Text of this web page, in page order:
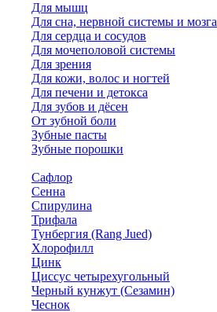
Для мышц
Для сна, нервной системы и мозга
Для сердца и сосудов
Для мочеполовой системы
Для зрения
Для кожи, волос и ногтей
Для печени и детокса
Для зубов и дёсен
От зубной боли
Зубные пасты
Зубные порошки
Сафлор
Сенна
Спирулина
Трифала
Тунбергия (Rang Jued)
Хлорофилл
Цинк
Циссус четырехугольный
Черный кунжут (Сезамин)
Чеснок